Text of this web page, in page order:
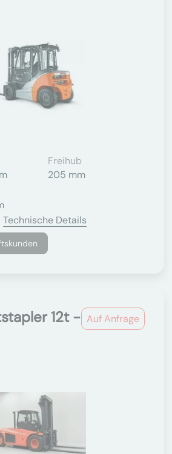
Freihub
205 mm
Technische Details
Auf Anfrage
12t -